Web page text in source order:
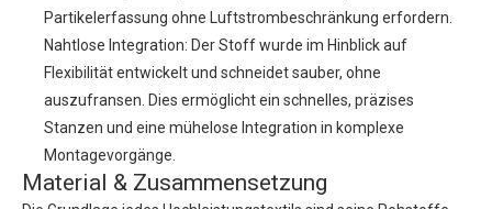
Partikelerfassung ohne Luftstrombeschränkung erfordern.
Nahtlose Integration: Der Stoff wurde im Hinblick auf
Flexibilität entwickelt und schneidet sauber, ohne
auszufransen. Dies ermöglicht ein schnelles, präzises
Stanzen und eine mühelose Integration in komplexe
Montagevorgänge.
Material & Zusammensetzung